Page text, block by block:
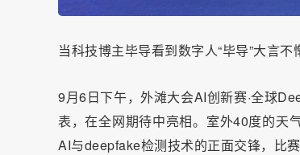
当科技博主毕导看到数字人“毕导”大言
9月6日下午，外滩大会AI创新赛·全球
表，在全网期待中亮相。室外40度的天
AI与deepfake检测技术的正面交锋，比赛